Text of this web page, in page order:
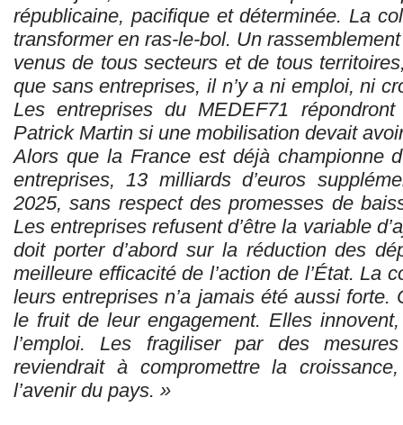
républicaine, pacifique et déterminée. La
transformer en ras-le-bol. Un
venus de tous secteurs et de tous
que sans entreprises, il n’y a ni emploi, ni
Les entreprises du MEDEF71
Patrick Martin si une mobilisation devait
Alors que la France est déjà championne
entreprises, 13 milliards d’euros
2025, sans respect des promesses de
Les entreprises refusent d’être la variable
doit porter d’abord sur la réduction des
meilleure efficacité de l’action de l’État. La
leurs entreprises n’a jamais été aussi forte.
le fruit de leur engagement. Elles
l’emploi. Les fragiliser par des
reviendrait à compromettre la
l’avenir du pays. »